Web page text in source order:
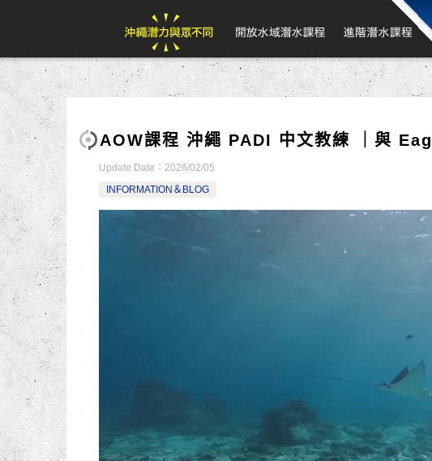
AOW課程 沖繩 PADI 中文教練 ｜與
Update Date： 2026/02/05
INFORMATION＆BLOG